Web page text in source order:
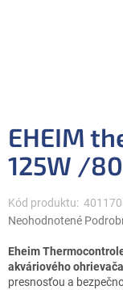
EHEIM
125W /
Kód produktu:
Priemerné
produktu
je
0,0
Neohodnotené
EheimThermocontrol
akváriovéhoohrievača
presnosťou a